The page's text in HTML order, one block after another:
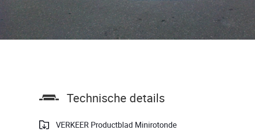
Technische details
VERKEER Productblad Minirotonde